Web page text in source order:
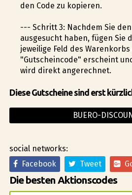
den Code zu kopieren.
--- Schritt 3: Nachdem Sie
ausgesucht haben, fügen Sie
jeweilige Feld des Warenkorbs
"Gutscheincode" erscheint
wird direkt angerechnet.
Diese Gutscheine sind erst
BUERO-
social networks:
Facebook
Tweet
Die besten Aktionscodes